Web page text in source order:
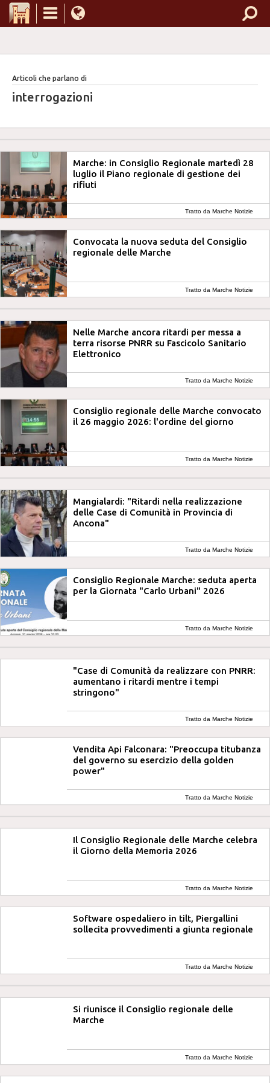
Articoli che parlano di
interrogazioni
Marche: in Consiglio Regionale martedì 28
luglio il Piano regionale di gestione dei
rifiuti
Tratto da Marche Notizie
Convocata la nuova seduta del Consiglio
regionale delle Marche
Tratto da Marche Notizie
Nelle Marche ancora ritardi per messa a
terra risorse PNRR su Fascicolo Sanitario
Elettronico
Tratto da Marche Notizie
Consiglio regionale delle Marche convocato
il 26 maggio 2026: l'ordine del giorno
Tratto da Marche Notizie
Mangialardi: "Ritardi nella realizzazione
delle Case di Comunità in Provincia di
Ancona"
Tratto da Marche Notizie
Consiglio Regionale Marche: seduta aperta
per la Giornata "Carlo Urbani" 2026
Tratto da Marche Notizie
"Case di Comunità da realizzare con PNRR:
aumentano i ritardi mentre i tempi
stringono"
Tratto da Marche Notizie
Vendita Api Falconara: "Preoccupa titubanza
del governo su esercizio della golden
power"
Tratto da Marche Notizie
Il Consiglio Regionale delle Marche celebra
il Giorno della Memoria 2026
Tratto da Marche Notizie
Software ospedaliero in tilt, Piergallini
sollecita provvedimenti a giunta regionale
Tratto da Marche Notizie
Si riunisce il Consiglio regionale delle
Marche
Tratto da Marche Notizie